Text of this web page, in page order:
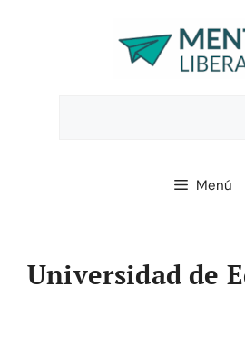
Menú
Universidad de